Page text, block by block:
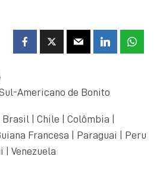
Americano de Bonito
| Chile | Colômbia |
Francesa | Paraguai | Peru
| Venezuela